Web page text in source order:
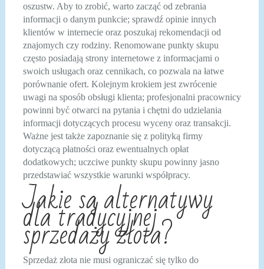
oszustw. Aby to zrobić, warto zacząć od zebrania
informacji o danym punkcie; sprawdź opinie innych
klientów w internecie oraz poszukaj rekomendacji od
znajomych czy rodziny. Renomowane punkty skupu
często posiadają strony internetowe z informacjami o
swoich usługach oraz cennikach, co pozwala na łatwe
porównanie ofert. Kolejnym krokiem jest zwrócenie
uwagi na sposób obsługi klienta; profesjonalni pracownicy
powinni być otwarci na pytania i chętni do udzielania
informacji dotyczących procesu wyceny oraz transakcji.
Ważne jest także zapoznanie się z polityką firmy
dotyczącą płatności oraz ewentualnych opłat
dodatkowych; uczciwe punkty skupu powinny jasno
przedstawiać wszystkie warunki współpracy.
Jakie są alternatywy
dla tradycyjnej
sprzedaży złota?
Sprzedaż złota nie musi ograniczać się tylko do